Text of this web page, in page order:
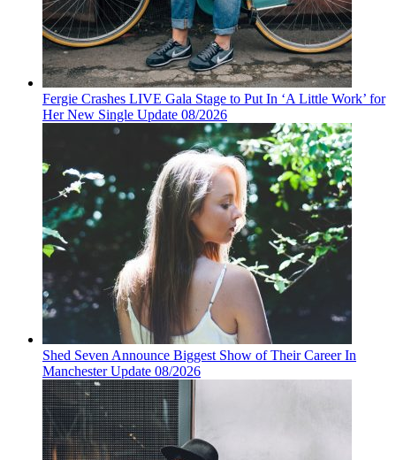
Fergie Crashes LIVE Gala Stage to Put In ‘A Little Work’ for
Her New Single Update 08/2026
Shed Seven Announce Biggest Show of Their Career In
Manchester Update 08/2026